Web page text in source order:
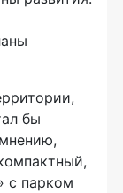
бы
с парком